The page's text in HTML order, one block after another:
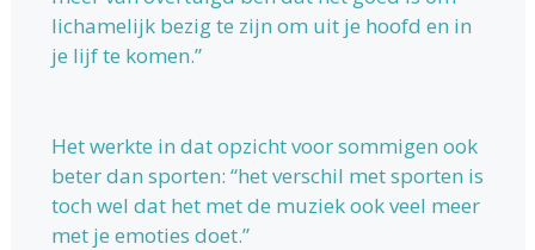
lichamelijk bezig te zijn om uit je hoofd en in
je lijf te komen.”
Het werkte in dat opzicht voor sommigen ook
beter dan sporten: “het verschil met sporten is
toch wel dat het met de muziek ook veel meer
met je emoties doet.”